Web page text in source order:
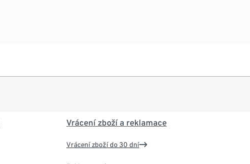
Vrácení zboží a reklamace
Vrácení zboží do 30 dní